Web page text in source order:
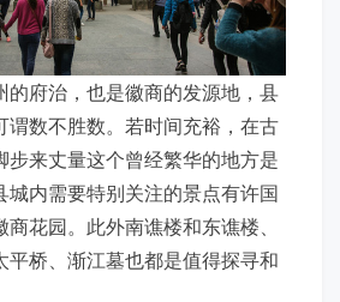
的府治，也是徽商的发源地，县
谓数不胜数。若时间充裕，在古
步来丈量这个曾经繁华的地方是
城内需要特别关注的景点有许国
花园。此外南谯楼和东谯楼、
平桥、渐江墓也都是值得探寻和